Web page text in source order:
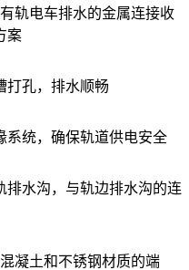
轨电车排水的金属连接收
案
打孔，排水顺畅
系统，确保轨道供电安全
排水沟，与轨边排水沟的连
凝土和不锈钢材质的端